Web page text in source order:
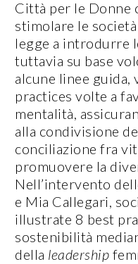
Città per le Donne
stimolare le
legge a introdurre
tuttavia su base
alcune linee
practices volte a
mentalità,
alla condivisione
conciliazione fra
promuovere la
Nell’intervento
e Mia Callegari,
illustrate 8 best
sostenibilità
della leadership